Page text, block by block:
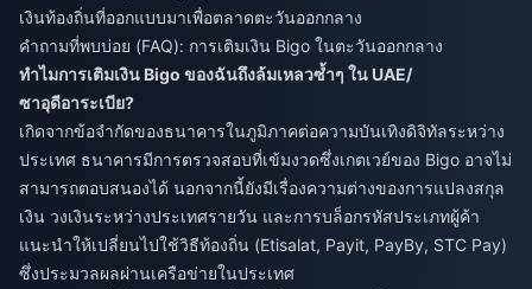
เงินท้องถิ่นที่ออกแบบมาเพื่อตลาดตะวันออกกลาง
คำถามที่พบบ่อย (FAQ): การเติมเงิน Bigo ในตะวันออกกลาง
ทำไมการเติมเงิน Bigo ของฉันถึงล้มเหลวซ้ำๆ ใน UAE/
ซาอุดีอาระเบีย?
เกิดจากข้อจำกัดของธนาคารในภูมิภาคต่อความบันเทิงดิจิทัลระหว่าง
ประเทศ ธนาคารมีการตรวจสอบที่เข้มงวดซึ่งเกตเวย์ของ Bigo อาจไม่
สามารถตอบสนองได้ นอกจากนี้ยังมีเรื่องความต่างของการแปลงสกุล
เงิน วงเงินระหว่างประเทศรายวัน และการบล็อกรหัสประเภทผู้ค้า
แนะนำให้เปลี่ยนไปใช้วิธีท้องถิ่น (Etisalat, Payit, PayBy, STC Pay)
ซึ่งประมวลผลผ่านเครือข่ายในประเทศ